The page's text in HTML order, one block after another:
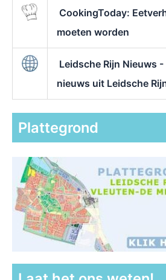
CookingToday:
moeten worden
Leidsche Rijn Nieuws
nieuws uit Leidsche
Plattegrond